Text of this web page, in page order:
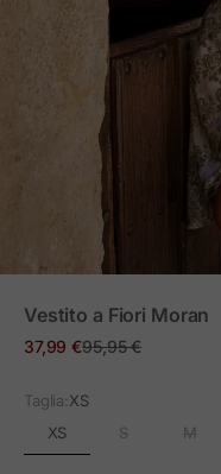
Vestito a Fiori Moran
Prezzo in offerta
37,99 €Prezzo normale
95,95 €
Taglia:XS
XS S M